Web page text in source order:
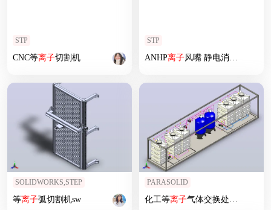
STP
CNC等离子切割机
STP
ANHP离子风嘴 静电消除器
SOLIDWORKS,STEP
等离子弧切割机sw
PARASOLID
化工等离子气体交换处理设备